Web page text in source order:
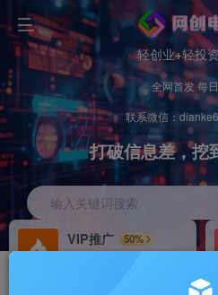
轻创业+轻投
全网首发 每
联系微信：
打破信息差，挖
输入关键词搜索
VIP推广
50%